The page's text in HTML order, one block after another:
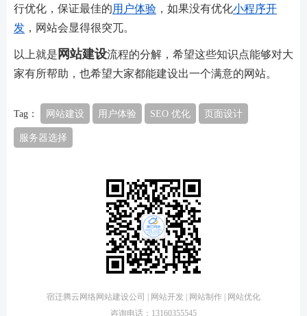
行优化，保证最佳的用户体验 ，如果没有优化小程序开
发 ，网站会显得很突兀。
以上就是 网站建设流程的分解，希望这些知识点能够对大
家有所帮助，也希望大家都能建设出一个满意的网站。
Tag： 网站建设 用户体验 SEO 优化 页面设计
服务器选择
宿迁腾云网络网站建设公司 | 网站开发 | 网站制作 | 网站优化
咨询电话：13160355545